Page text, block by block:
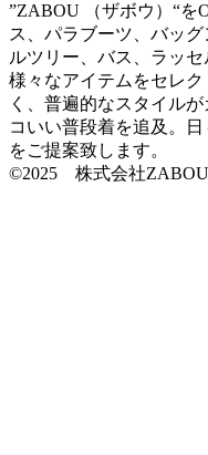
”ZABOU （ザボウ）“を
ス、パラブーツ、バッ
ルツリー、バス、ラッ
様々なアイテムをセレ
く、普遍的なスタイル
コいい普段着を追及。
をご提案致します。
©2025 株式会社ZABOU